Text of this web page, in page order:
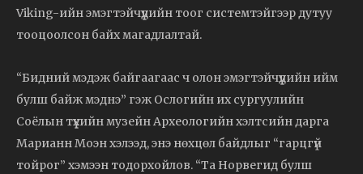
Viking-ийн эмэгтэйчүүдийн тоог системтэйгээр дутуу
тооцоолсон байх магадлалтай.
“Бидний мэдэж байгаагаас ч олон эмэгтэйчүүдийн ийм
булш байж мэднэ” гэж Ослогийн их сургуулийн
Соёлын түүхийн музейн Археологийн хэлтсийн дарга
Марианн Моэн хэлээд, энэ нөхцөл байдлыг “гарцгүй
тойрог” хэмээн тодорхойлов. “Та Норвегид булш